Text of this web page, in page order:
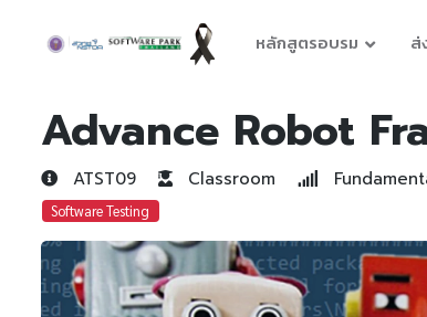
หลักสูตรอบรม ส่
Advance Robot
ATST09 Classroom
Software Testing